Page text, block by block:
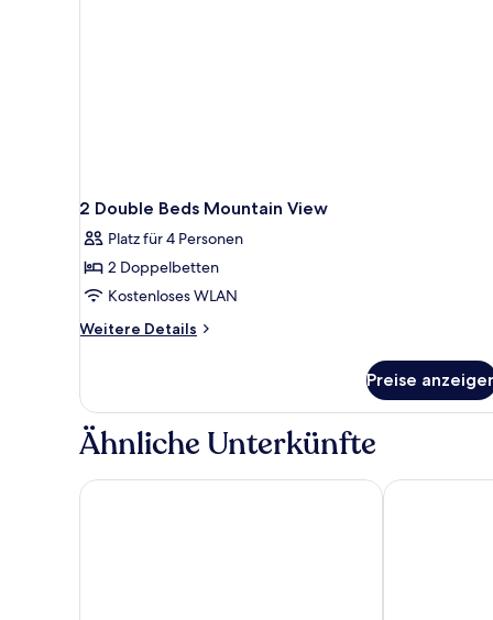
2 Double Beds Mountain View
Platz für 4 Personen
2 Doppelbetten
Kostenloses WLAN
Weitere Details
Weitere
Double
Beds
Mountain
Preise
Ähnliche Unterkünfte
Hampton by Hilton San Jose Airport Fairfield by